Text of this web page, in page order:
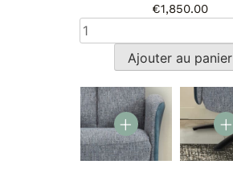
PAR FORME
€1,850.00
Ajouter au panier